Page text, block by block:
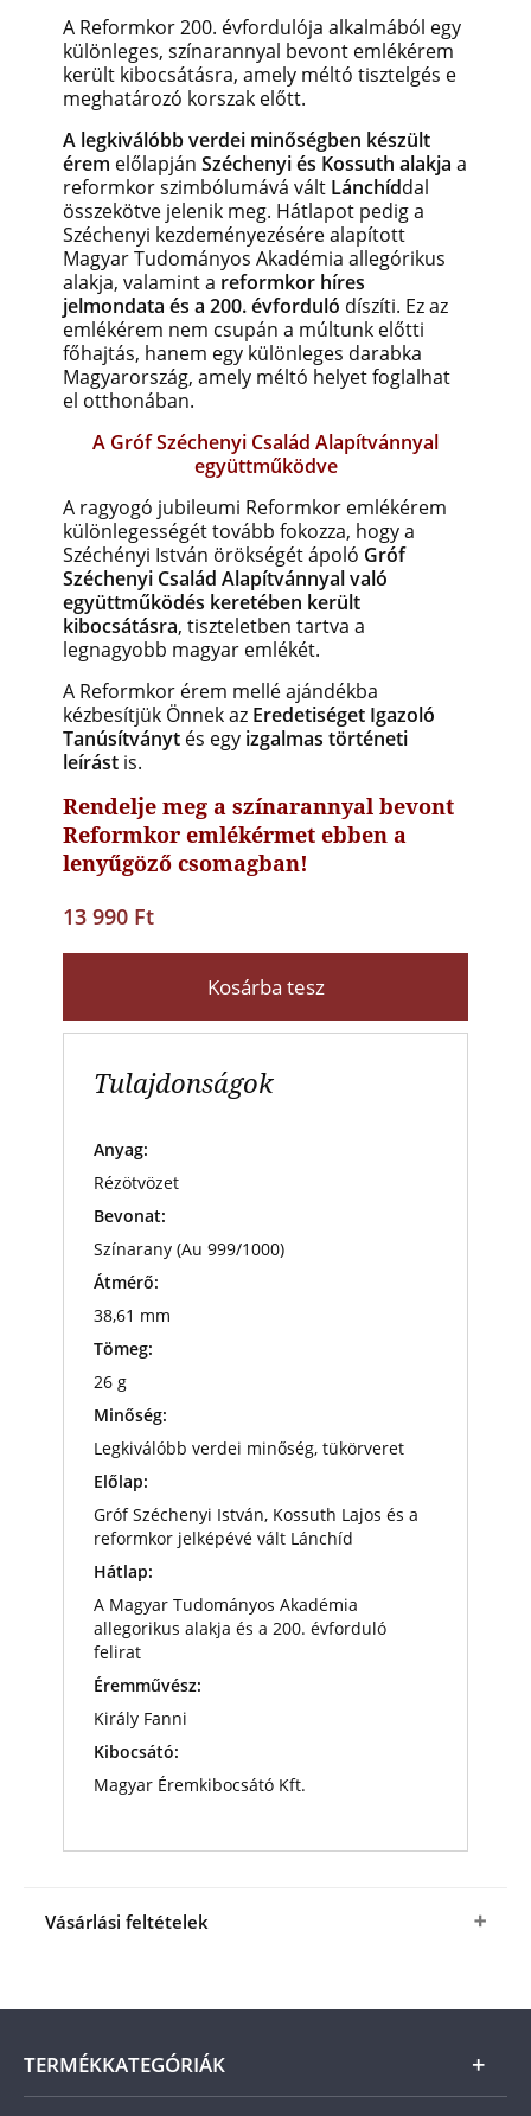
A Reformkor 200. évfordulója alkalmából egy
különleges, színarannyal bevont emlékérem
került kibocsátásra, amely méltó tisztelgés e
meghatározó korszak előtt.
A legkiválóbb verdei minőségben készült
érem előlapján Széchenyi és Kossuth alakja a
reformkor szimbólumává vált Lánchíddal
összekötve jelenik meg. Hátlapot pedig a
Széchenyi kezdeményezésére alapított
Magyar Tudományos Akadémia allegórikus
alakja, valamint a reformkor híres
jelmondata és a 200. évforduló díszíti. Ez az
emlékérem nem csupán a múltunk előtti
főhajtás, hanem egy különleges darabka
Magyarország, amely méltó helyet foglalhat
el otthonában.
A Gróf Széchenyi Család Alapítvánnyal
együttműködve
A ragyogó jubileumi Reformkor emlékérem
különlegességét tovább fokozza, hogy a
Széchényi István örökségét ápoló Gróf
Széchenyi Család Alapítvánnyal való
együttműködés keretében került
kibocsátásra, tiszteletben tartva a
legnagyobb magyar emlékét.
A Reformkor érem mellé ajándékba
kézbesítjük Önnek az Eredetiséget Igazoló
Tanúsítványt és egy izgalmas történeti
leírást is.
Rendelje meg a színarannyal bevont
Reformkor emlékérmet ebben a
lenyűgöző csomagban!
13 990 Ft
Kosárba tesz
Tulajdonságok
Anyag:
Rézötvözet
Bevonat:
Színarany (Au 999/1000)
Átmérő:
38,61 mm
Tömeg:
26 g
Minőség:
Legkiválóbb verdei minőség, tükörveret
Előlap:
Gróf Széchenyi István, Kossuth Lajos és a
reformkor jelképévé vált Lánchíd
Hátlap:
A Magyar Tudományos Akadémia
allegorikus alakja és a 200. évforduló
felirat
Éremművész:
Király Fanni
Kibocsátó:
Magyar Éremkibocsátó Kft.
Vásárlási feltételek
bevont emlékérmet, ajándék Eredetiséget
ÁSZF
-ben megjelölt csomagolási és
postaköltség).A termék ára online, vagy
szállításkor a futárnak vagy a termékhez csatolt
TERMÉKKATEGÓRIÁK